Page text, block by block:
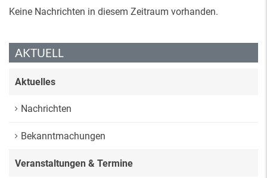
Keine Nachrichten in diesem Zeitraum vorhanden.
AKTUELL
Aktuelles
Nachrichten
Bekanntmachungen
Veranstaltungen & Termine